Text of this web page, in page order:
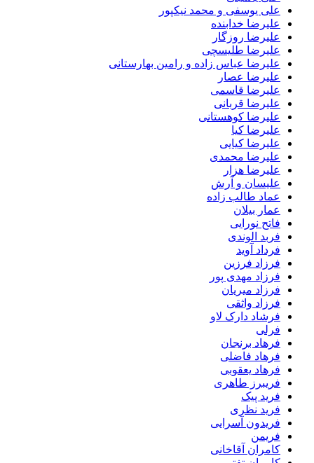
علی یوسفی و محمد نیکپور
علیرضا خدابنده
علیرضا روزگار
علیرضا طلیسچی
علیرضا عباس زاده و رامین بهارستانی
علیرضا عصار
علیرضا قاسمی
علیرضا قربانی
علیرضا کوهستانی
علیرضا کیا
علیرضا کیایی
علیرضا محمدی
علیرضا هزار
علیسان و آرش
عماد طالب زاده
عمار بیلان
فاتح نورایی
فربد الوندی
فرداد آوید
فرزاد فرزین
فرزاد مهدی پور
فرزاد میریان
فرزاد واثقی
فرشاد دارک لاو
فرلی
فرهاد برنجان
فرهاد فاضلی
فرهاد یعقوبی
فریبرز طاهری
فرید پیک
فرید نظری
فریدون آسرایی
فریمن
کامران آقاخانی